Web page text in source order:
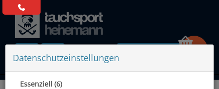
Datenschutzeinstellungen
Essenziell (6)